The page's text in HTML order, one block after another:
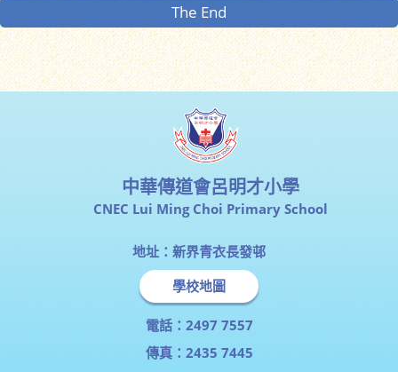
The End
中華傳道會呂明才小學
CNEC Lui Ming Choi Primary School
地址：新界青衣長發邨
學校地圖
電話：2497 7557
傳真：2435 7445